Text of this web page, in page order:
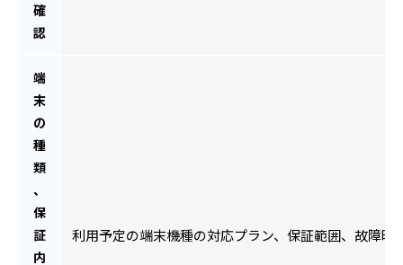
確
認
端
末
の
種
類
、
保
証
内
利用予定の端末機種の対応プラン、保証範囲、故障時